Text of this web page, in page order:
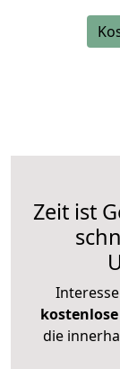
Zeit ist
die